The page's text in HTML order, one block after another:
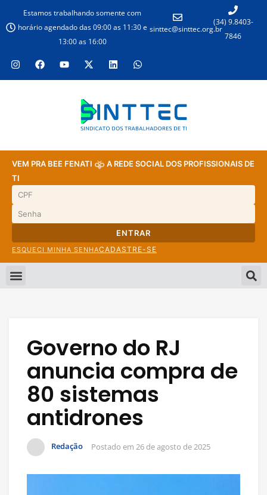
Estamos trabalhando somente com
horário agendado das 09:00 as 11:30 e
13:00 as 16:00
sinttec@sinttec.org.br
(34) 9.8403-
7846
VEM PRA BEE FENATI
A REDE SOCIAL DOS PROFISSIONAIS DE
TI
ENTRAR
ESQUECI MINHA SENHACADASTRE-SE
Governo do RJ
anuncia compra de
80 sistemas
antidrones
Redação Postado em 26 de agosto de 2025